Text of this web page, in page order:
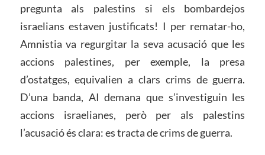
pregunta als palestins si els bombardejos
israelians estaven justificats! I per rematar-ho,
Amnistia va regurgitar la seva acusació que les
accions palestines, per exemple, la presa
d’ostatges, equivalien a clars crims de guerra.
D’una banda, AI demana que s’investiguin les
accions israelianes, però per als palestins
l’acusació és clara: es tracta de crims de guerra.